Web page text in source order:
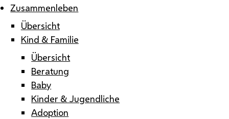
Zusammenleben
Übersicht
Kind & Familie
Übersicht
Beratung
Baby
Kinder & Jugendliche
Adoption